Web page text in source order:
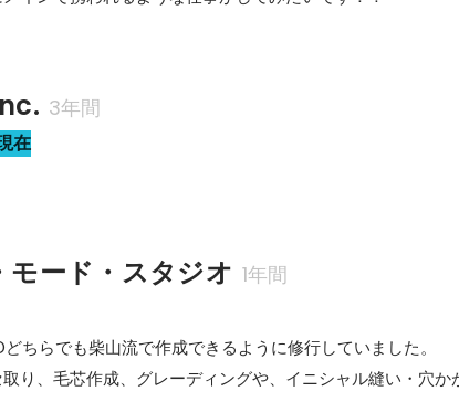
3年間
在
モード・スタジオ 1年間
ちらでも柴山流で作成できるように修行していました。
り、毛芯作成、グレーディングや、イニシャル縫い・穴か